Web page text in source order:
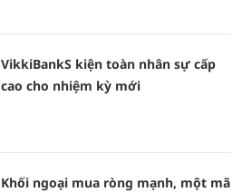
VikkiBankS kiện toàn nhân sự cấp
cao cho nhiệm kỳ mới
Khối ngoại mua ròng mạnh, một mã